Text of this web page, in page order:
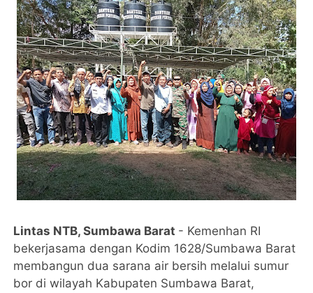
Lintas NTB, Sumbawa Barat - Kemenhan RI
bekerjasama dengan Kodim 1628/Sumbawa Barat
membangun dua sarana air bersih melalui sumur
bor di wilayah Kabupaten Sumbawa Barat,